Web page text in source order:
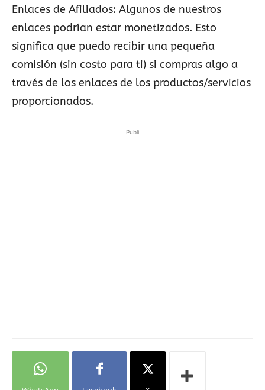
Enlaces de Afiliados: Algunos de nuestros
enlaces podrían estar monetizados. Esto
significa que puedo recibir una pequeña
comisión (sin costo para ti) si compras algo a
través de los enlaces de los productos/servicios
proporcionados.
Publi